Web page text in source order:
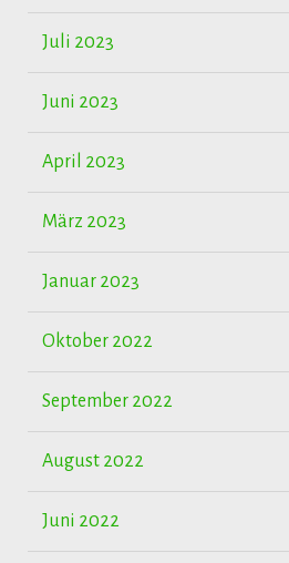
Juli 2023
Juni 2023
April 2023
März 2023
Januar 2023
Oktober 2022
September 2022
August 2022
Juni 2022